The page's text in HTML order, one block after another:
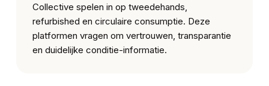
Collective spelen in op tweedehands,
refurbished en circulaire consumptie. Deze
platformen vragen om vertrouwen, transparantie
en duidelijke conditie-informatie.